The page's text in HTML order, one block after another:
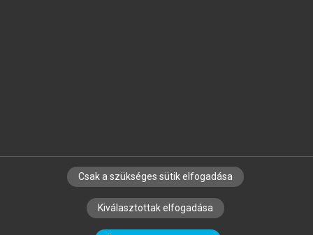
SZERZŐKNEK CÉGEKNEK KÖNYVTÁROSOKNAK
SZERKESZTÉSI ÉS LEKTORÁLÁSI ALAPELVEK
Csak a szükséges sütik elfogadása
Kiválasztottak elfogadása